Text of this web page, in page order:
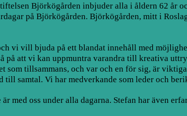
Björkögården inbjuder alla i åldern 62 år
på Björkögården. Björkögården, mitt i
vi vill bjuda på ett blandat innehåll med
att vi kan uppmuntra varandra till kreativa
som tillsammans, och var och en för sig, är
samtal. Vi har medverkande som leder och
med oss under alla dagarna. Stefan har även